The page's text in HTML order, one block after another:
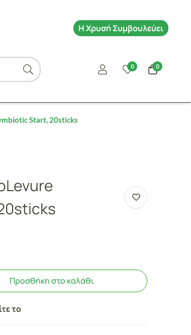
0 0
Η Χρυσή Συμβουλεύει
Start, 20sticks
Προσθήκη στο καλάθι
το